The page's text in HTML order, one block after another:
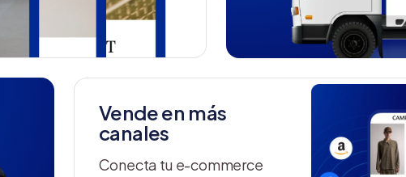
Vende en más
canales
Conecta tu e-commerce